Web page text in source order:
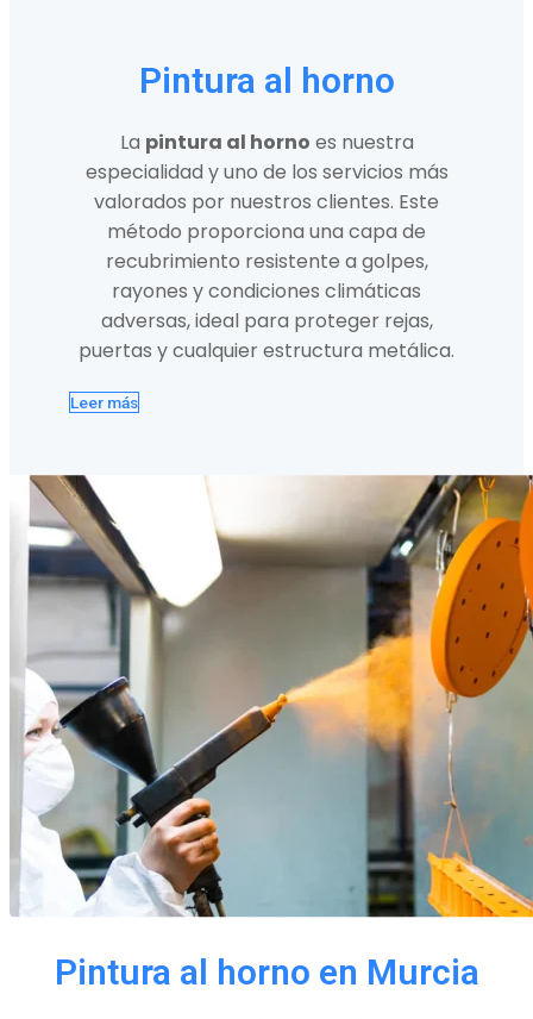
Pintura al horno
La pintura al horno es nuestra
especialidad y uno de los servicios más
valorados por nuestros clientes. Este
método proporciona una capa de
recubrimiento resistente a golpes,
rayones y condiciones climáticas
adversas, ideal para proteger rejas,
puertas y cualquier estructura metálica.
Leer más
Pintura al horno en Murcia